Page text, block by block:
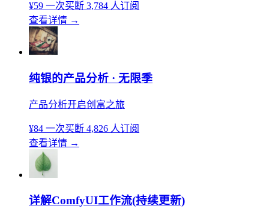
¥59 一次买断 3,784 人订阅
查看详情 →
纯银的产品分析 · 无限季
产品分析开启创富之旅
¥84 一次买断 4,826 人订阅
查看详情 →
详解ComfyUI工作流(持续更新)